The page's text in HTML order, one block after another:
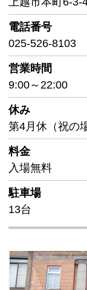
電話番号
025-526-8103
営業時間
9:00～22:00
休み
第4月休（祝の
料金
入場無料
駐車場
13台